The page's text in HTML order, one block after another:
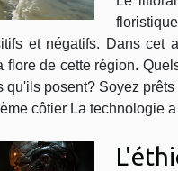
et négatifs. Dans cet
flore de cette région.
qu'ils posent? Soyez
côtier La technologie